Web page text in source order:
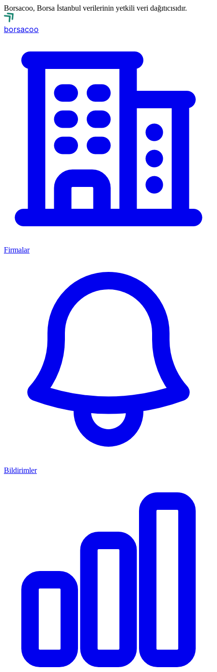
Borsacoo, Borsa İstanbul verilerinin yetkili veri dağıtıcısıdır.
borsacoo
Firmalar
Bildirimler